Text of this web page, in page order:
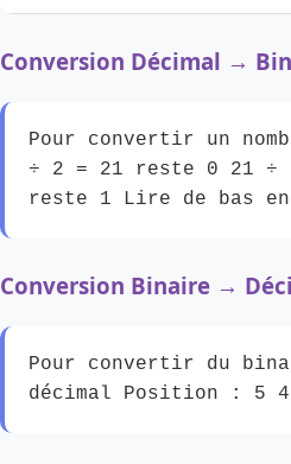
Conversion Décimal →
Pour convertir un
÷ 2 = 21 reste 0 21
reste 1 Lire de bas en
Conversion Binaire →
Pour convertir du
décimal Position : 5